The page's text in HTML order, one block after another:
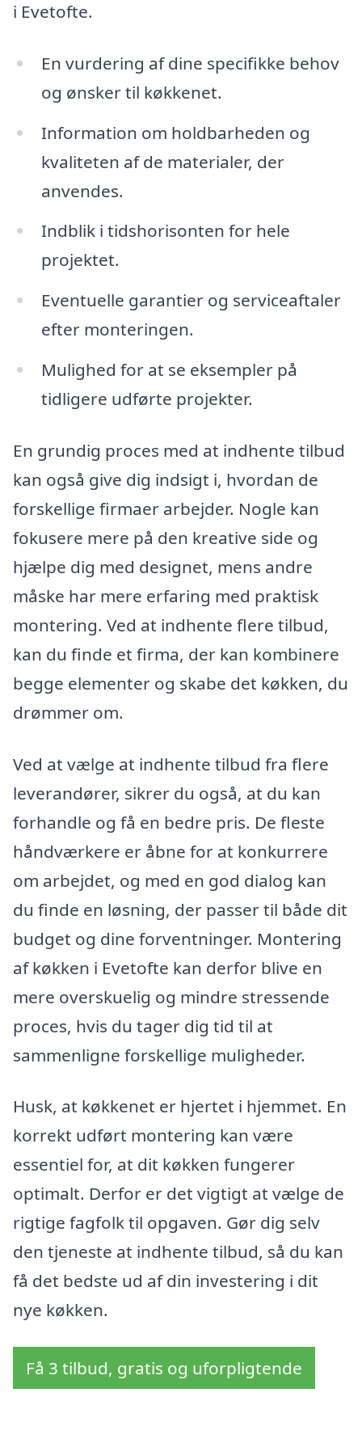
i Evetofte.
En vurdering af dine specifikke behov
og ønsker til køkkenet.
Information om holdbarheden og
kvaliteten af de materialer, der
anvendes.
Indblik i tidshorisonten for hele
projektet.
Eventuelle garantier og serviceaftaler
efter monteringen.
Mulighed for at se eksempler på
tidligere udførte projekter.
En grundig proces med at indhente tilbud
kan også give dig indsigt i, hvordan de
forskellige firmaer arbejder. Nogle kan
fokusere mere på den kreative side og
hjælpe dig med designet, mens andre
måske har mere erfaring med praktisk
montering. Ved at indhente flere tilbud,
kan du finde et firma, der kan kombinere
begge elementer og skabe det køkken, du
drømmer om.
Ved at vælge at indhente tilbud fra flere
leverandører, sikrer du også, at du kan
forhandle og få en bedre pris. De fleste
håndværkere er åbne for at konkurrere
om arbejdet, og med en god dialog kan
du finde en løsning, der passer til både dit
budget og dine forventninger. Montering
af køkken i Evetofte kan derfor blive en
mere overskuelig og mindre stressende
proces, hvis du tager dig tid til at
sammenligne forskellige muligheder.
Husk, at køkkenet er hjertet i hjemmet. En
korrekt udført montering kan være
essentiel for, at dit køkken fungerer
optimalt. Derfor er det vigtigt at vælge de
rigtige fagfolk til opgaven. Gør dig selv
den tjeneste at indhente tilbud, så du kan
få det bedste ud af din investering i dit
nye køkken.
Få 3 tilbud, gratis og uforpligtende